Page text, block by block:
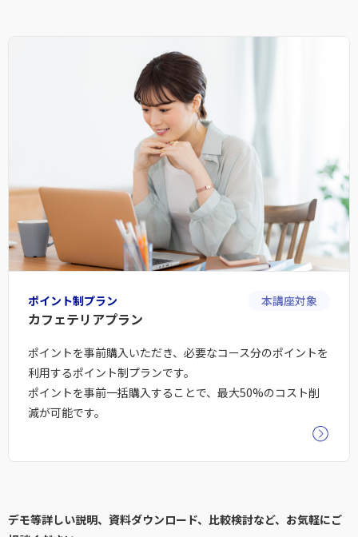
ポイント制プラン
カフェテリアプラン
本講座対象
ポイントを事前購入いただき、必要なコース分のポイントを
利用するポイント制プランです。
ポイントを事前一括購入することで、最大50%のコスト削
減が可能です。
デモ等詳しい説明、資料ダウンロード、比較検討など、お気軽にご